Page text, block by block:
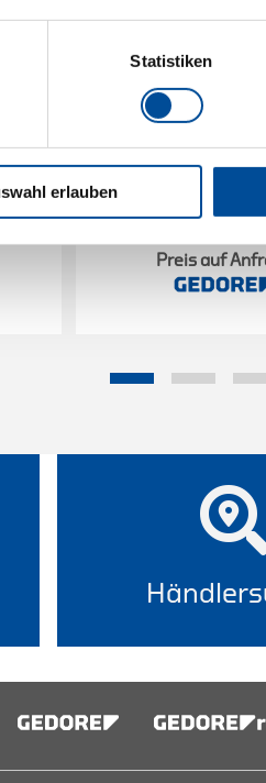
Statistiken
erlauben Ersatzstiel
8587810/
Preis auf